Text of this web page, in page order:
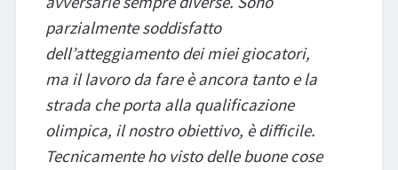
parzialmente soddisfatto
dell’atteggiamento dei miei giocatori,
ma il lavoro da fare è ancora tanto e la
strada che porta alla qualificazione
olimpica, il nostro obiettivo, è difficile.
Tecnicamente ho visto delle buone cose